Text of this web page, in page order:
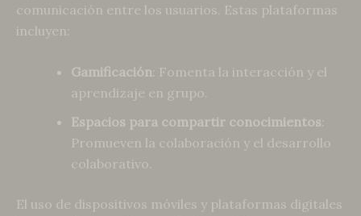
comunicación entre los usuarios. Estas plataformas
incluyen:
Gamificación: Fomenta la interacción y el
aprendizaje en grupo.
Espacios para compartir conocimientos:
Promueven la colaboración y el desarrollo
colaborativo.
El uso de dispositivos móviles y plataformas digitales